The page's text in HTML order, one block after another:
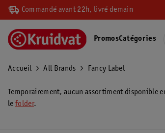
Commandé avant 22h, livré demain
PromosCatégories
Accueil All Brands Fancy Label
Temporairement, aucun assortiment disponible
le folder.